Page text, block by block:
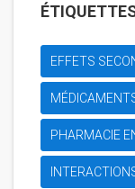
EFFETS
PHARMACIE